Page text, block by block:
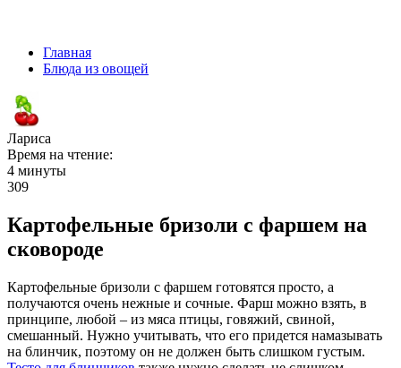
Главная
Блюда из овощей
Лариса
Время на чтение:
4 минуты
309
Картофельные бризоли с фаршем на
сковороде
Картофельные бризоли с фаршем готовятся просто, а
получаются очень нежные и сочные. Фарш можно взять, в
принципе, любой – из мяса птицы, говяжий, свиной,
смешанный. Нужно учитывать, что его придется намазывать
на блинчик, поэтому он не должен быть слишком густым.